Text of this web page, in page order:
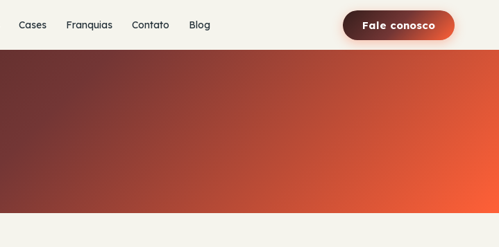
Cases Franquias Contato Blog Fale conosco